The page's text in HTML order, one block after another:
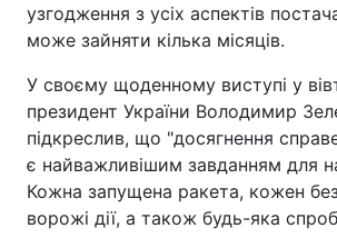
узгодження з усіх аспектів
може зайняти кілька місяців.
У своєму щоденному виступі у
президент України Володимир
підкреслив, що "досягнення
є найважливішим завданням для
Кожна запущена ракета, кожен
ворожі дії, а також будь-яка